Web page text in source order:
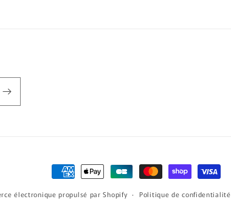
Moyens
électronique propulsé par Shopify Politique de confidentialité